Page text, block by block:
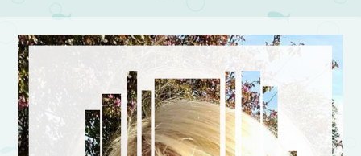
Post navigation